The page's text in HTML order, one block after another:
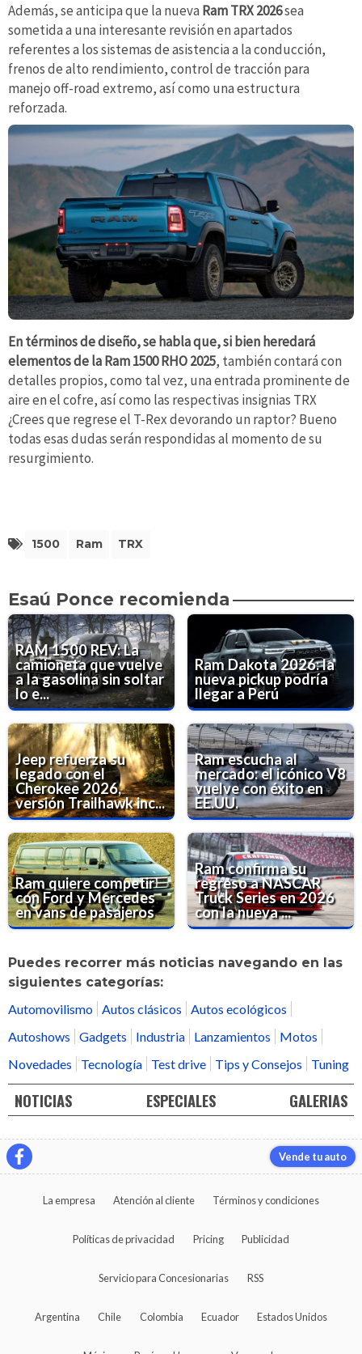
Además, se anticipa que la nueva Ram TRX 2026sea
sometida a una interesante revisión en apartados
referentes a los sistemas de asistencia a la conducción,
frenos de alto rendimiento, control de tracción para
manejo off-road extremo, así como una estructura
reforzada.
En términos de diseño, se habla que, si bien heredará
elementos de la Ram 1500 RHO 2025, también contará con
detalles propios, como tal vez, una entrada prominente de
aire en el cofre, así como las respectivas insignias TRX
¿Crees que regrese el T-Rex devorando un raptor? Bueno
todas esas dudas serán respondidas al momento de su
resurgimiento.
1500 Ram TRX
Esaú Ponce recomienda
RAM 1500 REV: La
camioneta que vuelve
a la gasolina sin soltar
lo e...
Ram Dakota 2026: la
nueva pickup podría
llegar a Perú
Jeep refuerza su
legado con el
Cherokee 2026,
versión Trailhawk inc...
Ram escucha al
mercado: el icónico V8
vuelve con éxito en
EE.UU.
Ram quiere competir
con Ford y Mercedes
en vans de pasajeros
Ram confirma su
regreso a NASCAR
Truck Series en 2026
con la nueva ...
Puedes recorrer más noticias navegando en las
siguientes categorías:
Automovilismo Autos clásicos
Autos ecológicos
Autoshows
Gadgets Industria Lanzamientos
Motos
Novedades
Tecnología Test drive Tips y Consejos Tuning
NOTICIAS ESPECIALES GALERIAS
Vende tu auto
La empresa Atención al cliente Términos y condiciones
Políticas de privacidad Pricing Publicidad
Servicio para Concesionarias RSS
Argentina Chile Colombia Ecuador Estados Unidos